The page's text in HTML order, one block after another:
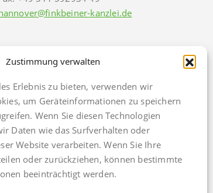
Zustimmung verwalten
Erlebnis zu bieten, verwenden wir
um Geräteinformationen zu speichern
Wenn Sie diesen Technologien
Daten wie das Surfverhalten oder
Website verarbeiten. Wenn Sie Ihre
oder zurückziehen, können bestimmte
beeinträchtigt werden.
kanzlei.de
(EU)